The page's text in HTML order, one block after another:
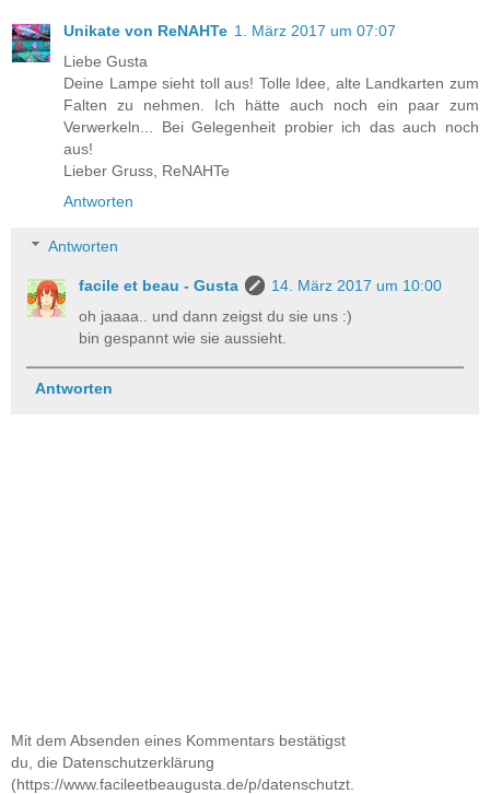
Unikate von ReNAHTe 1. März 2017 um 07:07
Liebe Gusta
Deine Lampe sieht toll aus! Tolle Idee, alte Landkarten zum
Falten zu nehmen. Ich hätte auch noch ein paar zum
Verwerkeln... Bei Gelegenheit probier ich das auch noch
aus!
Lieber Gruss, ReNAHTe
Antworten
Antworten
facile et beau - Gusta
14. März 2017 um 10:00
oh jaaaa.. und dann zeigst du sie uns :)
bin gespannt wie sie aussieht.
Antworten
Mit dem Absenden eines Kommentars bestätigst
du, die Datenschutzerklärung
(https://www.facileetbeaugusta.de/p/datenschutzt.